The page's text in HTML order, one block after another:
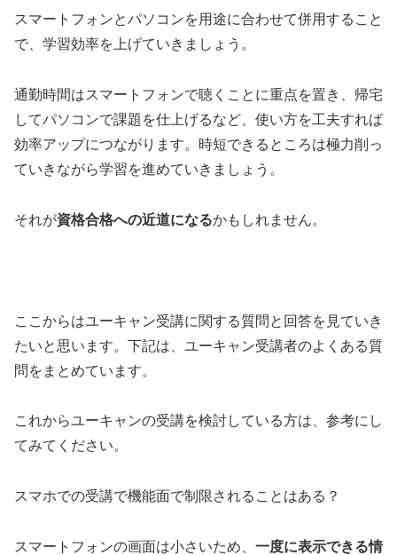
スマートフォンとパソコンを用途に合わせて併用すること
で、学習効率を上げていきましょう。
通勤時間はスマートフォンで聴くことに重点を置き、帰宅
してパソコンで課題を仕上げるなど、使い方を工夫すれば
効率アップにつながります。時短できるところは極力削っ
ていきながら学習を進めていきましょう。
それが資格合格への近道になるかもしれません。
ここからはユーキャン受講に関する質問と回答を見ていき
たいと思います。下記は、ユーキャン受講者のよくある質
問をまとめています。
これからユーキャンの受講を検討している方は、参考にし
てみてください。
スマホでの受講で機能面で制限されることはある？
スマートフォンの画面は小さいため、 一度に表示できる情